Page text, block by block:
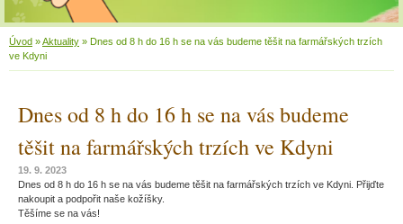
Úvod »Aktuality » Dnes od 8 h do 16 h se na vás budeme těšit na farmářských trzích
ve Kdyni
Dnes od 8 h do 16 h se na vás budeme
těšit na farmářských trzích ve Kdyni
19. 9. 2023
Dnes od 8 h do 16 h se na vás budeme těšit na farmářských trzích ve Kdyni. Přijďte
nakoupit a podpořit naše kožíšky.
Těšíme se na vás!